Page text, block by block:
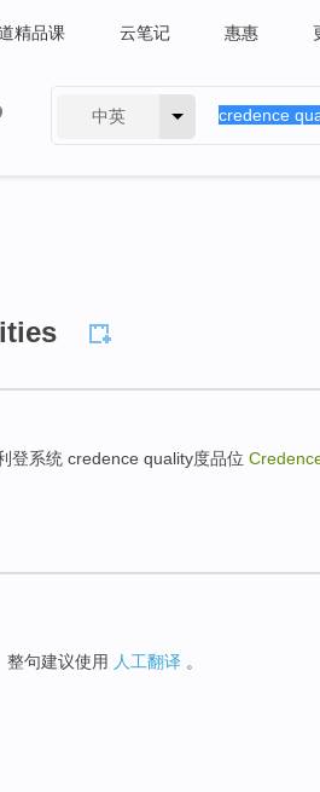
精品课 云笔记 惠惠
中英
登系统 credence quality度品位
整句建议使用 人工翻译 。